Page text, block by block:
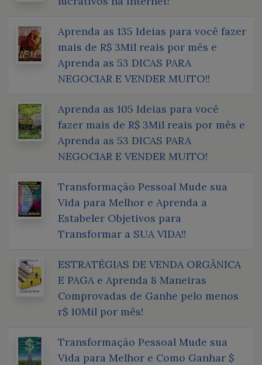
Aprenda as 135 Ideias para você fazer
mais de R$ 3Mil reais por mês e
Aprenda as 53 DICAS PARA
NEGOCIAR E VENDER MUITO!!
Aprenda as 105 Ideias para você
fazer mais de R$ 3Mil reais por mês e
Aprenda as 53 DICAS PARA
NEGOCIAR E VENDER MUITO!
Transformação Pessoal Mude sua
Vida para Melhor e Aprenda a
Estabeler Objetivos para
Transformar a SUA VIDA!!
ESTRATÉGIAS DE VENDA ORGÂNICA
E PAGA e Aprenda 8 Maneiras
Comprovadas de Ganhe pelo menos
r$ 10Mil por mês!
Transformação Pessoal Mude sua
Vida para Melhor e Como Ganhar $